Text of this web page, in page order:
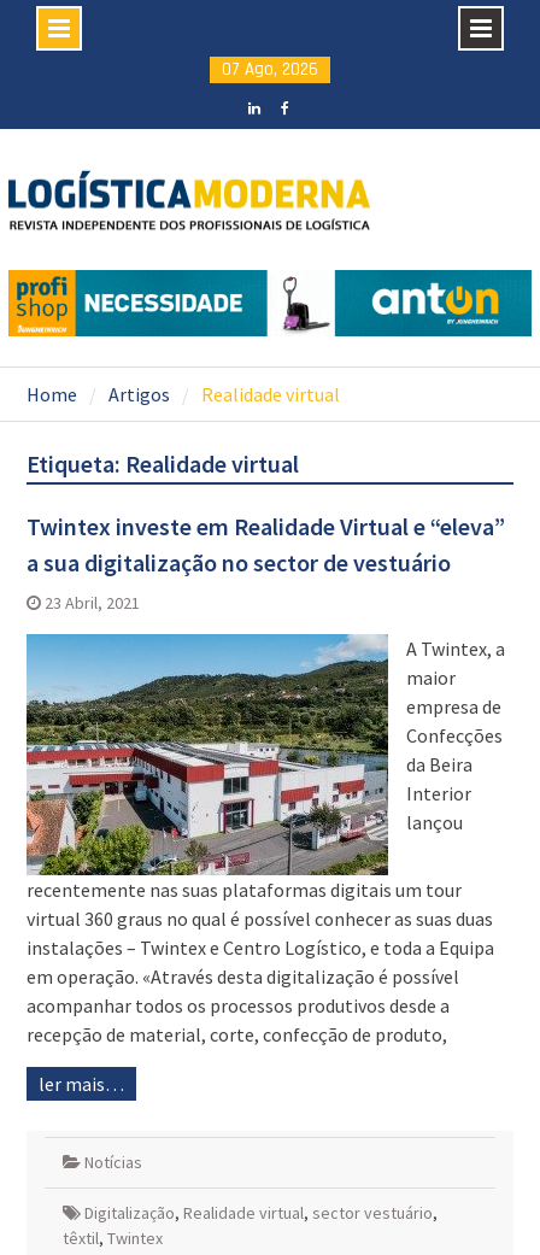
content
07 Ago, 2026
Home Artigos Realidade virtual
Etiqueta: Realidade virtual
Twintex investe em Realidade Virtual e “eleva”
a sua digitalização no sector de vestuário
23 Abril, 2021
A Twintex, a
maior
empresa de
Confecções
da Beira
Interior
lançou
recentemente nas suas plataformas digitais um tour
virtual 360 graus no qual é possível conhecer as suas duas
instalações – Twintex e Centro Logístico, e toda a Equipa
em operação. «Através desta digitalização é possível
acompanhar todos os processos produtivos desde a
recepção de material, corte, confecção de produto,
ler mais…
Notícias
Digitalização, Realidade virtual, sector vestuário,
têxtil, Twintex